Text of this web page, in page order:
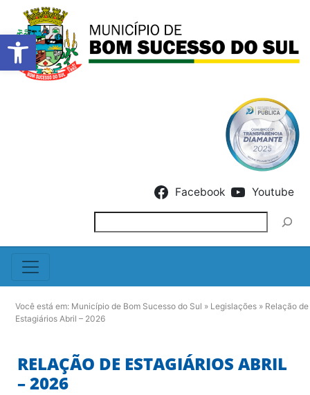
Barra de Ferramentas
Facebook Youtube
Você está em: Município de Bom Sucesso do Sul » Legislações » Relação de
Estagiários Abril – 2026
RELAÇÃO DE ESTAGIÁRIOS ABRIL
– 2026